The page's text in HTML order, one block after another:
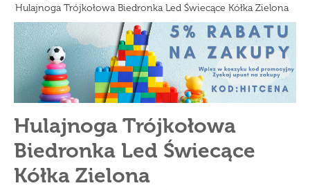
Hulajnoga Trójkołowa Biedronka Led Świecące Kółka Zielona
Hulajnoga Trójkołowa
Biedronka Led Świecące
Kółka Zielona